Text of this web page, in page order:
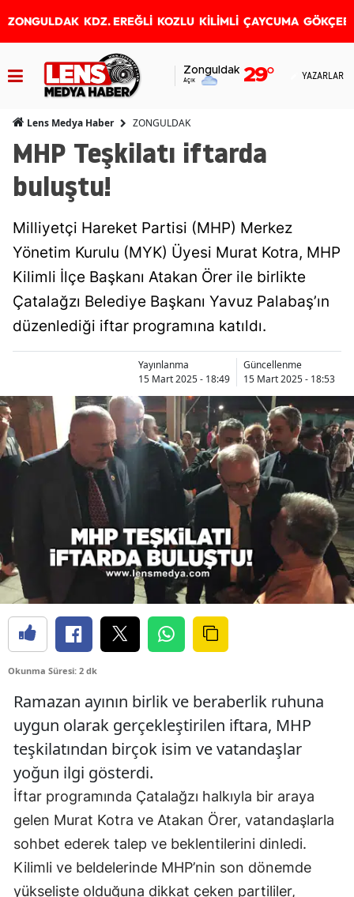
ZONGULDAK KDZ. EREĞLİ KOZLU KİLİMLİ ÇAYCUMA
Zonguldak
Açık 29° YAZARLAR
Lens Medya Haber ZONGULDAK
MHP Teşkilatı iftarda
buluştu!
Milliyetçi Hareket Partisi (MHP) Merkez
Yönetim Kurulu (MYK) Üyesi Murat Kotra, MHP
Kilimli İlçe Başkanı Atakan Örer ile birlikte
Çatalağzı Belediye Başkanı Yavuz Palabaş’ın
düzenlediği iftar programına katıldı.
Yayınlanma
15 Mart 2025 - 18:49
Güncellenme
15 Mart 2025 - 18:53
Okunma Süresi: 2 dk
Ramazan ayının birlik ve beraberlik ruhuna
uygun olarak gerçekleştirilen iftara, MHP
teşkilatından birçok isim ve vatandaşlar
yoğun ilgi gösterdi.
İftar programında Çatalağzı halkıyla bir araya
gelen Murat Kotra ve Atakan Örer, vatandaşlarla
sohbet ederek talep ve beklentilerini dinledi.
Kilimli ve beldelerinde MHP’nin son dönemde
yükselişte olduğuna dikkat çeken partililer,